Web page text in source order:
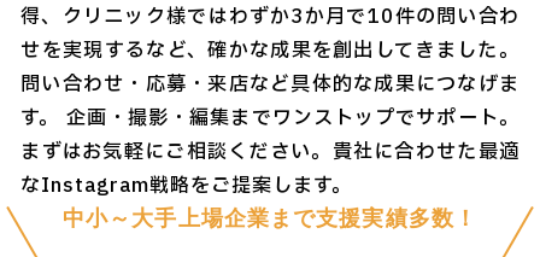
得、クリニック様ではわずか3か月で10件の問い合わ
せを実現するなど、確かな成果を創出してきました。
問い合わせ・応募・来店など具体的な成果につなげま
す。 企画・撮影・編集までワンストップでサポート。
まずはお気軽にご相談ください。貴社に合わせた最適
なInstagram戦略をご提案します。
中小～大手上場企業まで支援実績多数！